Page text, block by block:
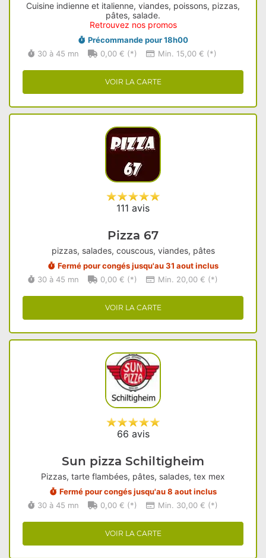
Cuisine indienne et italienne, viandes, poissons, pizzas,
pâtes, salade.
Retrouvez nos promos
Précommande pour 18h00
30 à 45 mn
0,00 € (*) Min. 15,00 € (*)
VOIR LA CARTE
111 avis
Pizza 67
pizzas, salades, couscous, viandes, pâtes
Fermé pour congés jusqu'au 31 aout inclus
30 à 45 mn
0,00 € (*) Min. 20,00 € (*)
VOIR LA CARTE
66 avis
Sun pizza Schiltigheim
Pizzas, tarte flambées, pâtes, salades, tex mex
Fermé pour congés jusqu'au 8 aout inclus
30 à 45 mn
0,00 € (*) Min. 30,00 € (*)
VOIR LA CARTE